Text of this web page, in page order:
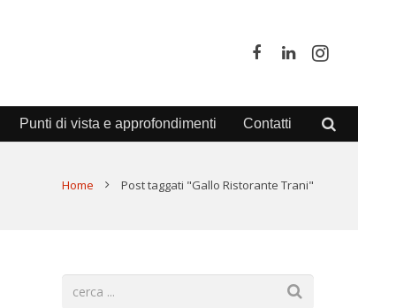
Punti di vista e approfondimenti Contatti
Home Post taggati "Gallo Ristorante Trani"